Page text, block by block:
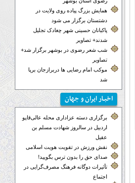
همایش بزرگ پیاده روی ولایت در
دشتستان برگزار می شود
پاکبانان حسینی شهر چغادک تجلیل
شدند+ تصاویر
شب شعر رضوی در بوشهر برگزار شد+
تصاویر
موکب‌ امام رضایی ها دربرازجان برپا
شد
اخبـار ایران و جهان
برگزاری دسته عزاداری محله عالی‌قاپو
اردبیل در سالروز شهادت مسلم بن
عقیل
نقش ورزش در تقویت هویت اسلامی
صدای حق را بدون ترس بگویید!
تأثیرات دوگانه فرهنگ مصرف‌گرایی در
اجتماع